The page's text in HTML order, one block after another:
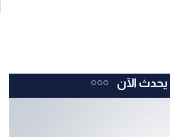
يحدث الآن